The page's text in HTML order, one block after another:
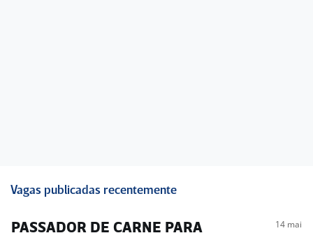
Vagas publicadas recentemente
PASSADOR DE CARNE PARA
14 mai